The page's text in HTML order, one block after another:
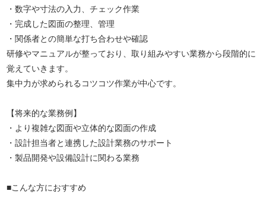
・数字や寸法の入力、チェック作業
・完成した図面の整理、管理
・関係者との簡単な打ち合わせや確認
研修やマニュアルが整っており、取り組みやすい業務から段階的に
覚えていきます。
集中力が求められるコツコツ作業が中心です。
【将来的な業務例】
・より複雑な図面や立体的な図面の作成
・設計担当者と連携した設計業務のサポート
・製品開発や設備設計に関わる業務
■こんな方におすすめ